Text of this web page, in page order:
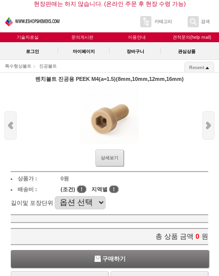
현장판매는 하지 않습니다. (온라인 주문 후 현장 수령 가능)
카테고리 검색
기술자료실 문의게시판 이용안내 견적문의(help mail)
로그인 마이페이지 장바구니 관심상품
특수형상볼트 진공볼트 Recent
렌치볼트 진공용 PEEK M4(a=1.5)(8mm,10mm,12mm,16mm)
상세보기
상품가 :
0원
배송비 :
(조건) ! 지역별 !
길이및 포장단위
총 상품 금액 0 원
구매하기